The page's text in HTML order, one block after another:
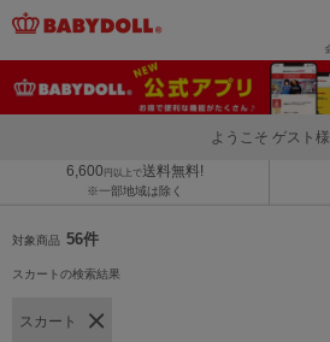
ようこそ ゲスト様
6,600 円以上で送料無料!
※一部地域は除く
対象商品 56件
スカートの検索結果
スカート